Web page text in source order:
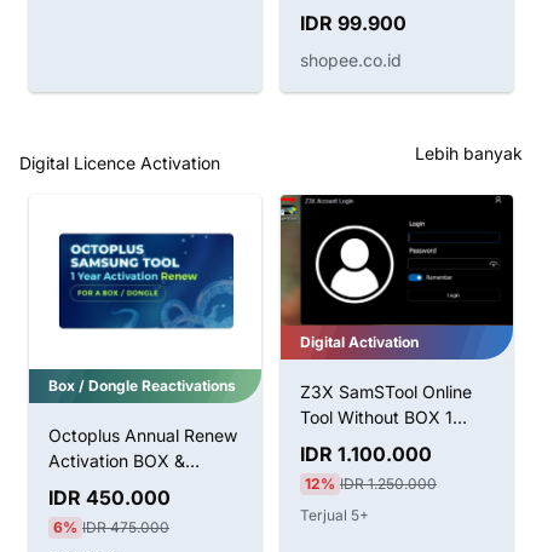
Boot Huawei
IDR 99.900
shopee.co.id
Digital Licence Activation Lebih banyak
Box / Dongle Reactivations
Octoplus Annual Renew
Activation BOX &
Dongle
IDR 450.000
6% IDR 475.000
Digital Activation
Z3X SamSTool Online
Tool Without BOX 1
Tahun Aktivasi
IDR 1.100.000
12% IDR 1.250.000
Terjual 5+